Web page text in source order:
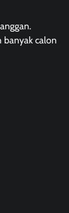
banyak calon